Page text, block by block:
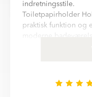
Eva Rieland
indretningsstile.
Toiletpapirholder
praktisk funktion og
Med Vægmonteret
det nemt at skabe et